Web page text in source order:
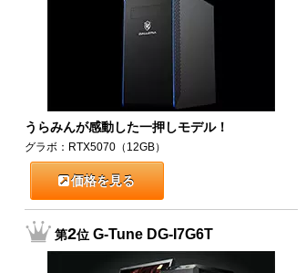
うらみんが感動した一押しモデル！
グラボ：RTX5070（12GB）
価格を見る
第2位G-Tune DG-I7G6T